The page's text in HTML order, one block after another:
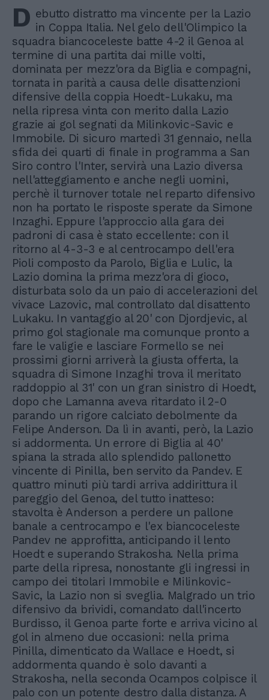
D ebutto distratto ma vincente per la Lazio
in Coppa Italia. Nel gelo dell'Olimpico la
squadra biancoceleste batte 4-2 il Genoa al
termine di una partita dai mille volti,
dominata per mezz'ora da Biglia e compagni,
tornata in parità a causa delle disattenzioni
difensive della coppia Hoedt-Lukaku, ma
nella ripresa vinta con merito dalla Lazio
grazie ai gol segnati da Milinkovic-Savic e
Immobile. Di sicuro martedì 31 gennaio, nella
sfida dei quarti di finale in programma a San
Siro contro l'Inter, servirà una Lazio diversa
nell'atteggiamento e anche negli uomini,
perchè il turnover totale nel reparto difensivo
non ha portato le risposte sperate da Simone
Inzaghi. Eppure l'approccio alla gara dei
padroni di casa è stato eccellente: con il
ritorno al 4-3-3 e al centrocampo dell'era
Pioli composto da Parolo, Biglia e Lulic, la
Lazio domina la prima mezz'ora di gioco,
disturbata solo da un paio di accelerazioni del
vivace Lazovic, mal controllato dal disattento
Lukaku. In vantaggio al 20' con Djordjevic, al
primo gol stagionale ma comunque pronto a
fare le valigie e lasciare Formello se nei
prossimi giorni arriverà la giusta offerta, la
squadra di Simone Inzaghi trova il meritato
raddoppio al 31' con un gran sinistro di Hoedt,
dopo che Lamanna aveva ritardato il 2-0
parando un rigore calciato debolmente da
Felipe Anderson. Da lì in avanti, però, la Lazio
si addormenta. Un errore di Biglia al 40'
spiana la strada allo splendido pallonetto
vincente di Pinilla, ben servito da Pandev. E
quattro minuti più tardi arriva addirittura il
pareggio del Genoa, del tutto inatteso:
stavolta è Anderson a perdere un pallone
banale a centrocampo e l'ex biancoceleste
Pandev ne approfitta, anticipando il lento
Hoedt e superando Strakosha. Nella prima
parte della ripresa, nonostante gli ingressi in
campo dei titolari Immobile e Milinkovic-
Savic, la Lazio non si sveglia. Malgrado un trio
difensivo da brividi, comandato dall'incerto
Burdisso, il Genoa parte forte e arriva vicino al
gol in almeno due occasioni: nella prima
Pinilla, dimenticato da Wallace e Hoedt, si
addormenta quando è solo davanti a
Strakosha, nella seconda Ocampos colpisce il
palo con un potente destro dalla distanza. A